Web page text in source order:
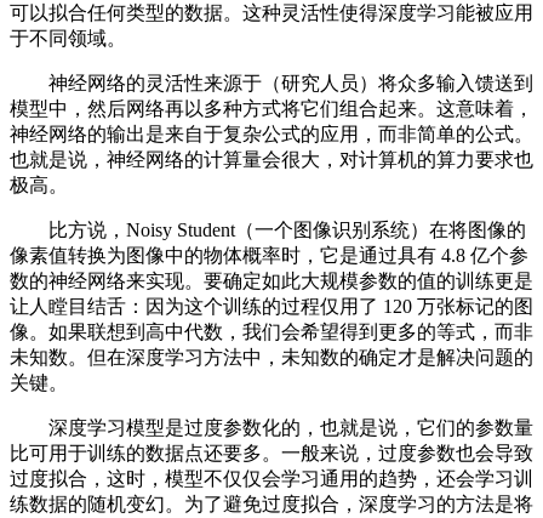
可以拟合任何类型的数据。这种灵活性使得深度学习能被应用
于不同领域。
神经网络的灵活性来源于（研究人员）将众多输入馈送到
模型中，然后网络再以多种方式将它们组合起来。这意味着，
神经网络的输出是来自于复杂公式的应用，而非简单的公式。
也就是说，神经网络的计算量会很大，对计算机的算力要求也
极高。
比方说，Noisy Student（一个图像识别系统）在将图像的
像素值转换为图像中的物体概率时，它是通过具有 4.8 亿个参
数的神经网络来实现。要确定如此大规模参数的值的训练更是
让人瞠目结舌：因为这个训练的过程仅用了 120 万张标记的图
像。如果联想到高中代数，我们会希望得到更多的等式，而非
未知数。但在深度学习方法中，未知数的确定才是解决问题的
关键。
深度学习模型是过度参数化的，也就是说，它们的参数量
比可用于训练的数据点还要多。一般来说，过度参数也会导致
过度拟合，这时，模型不仅仅会学习通用的趋势，还会学习训
练数据的随机变幻。为了避免过度拟合，深度学习的方法是将